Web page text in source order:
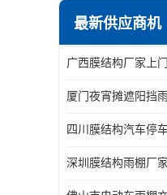
电动推拉雨棚
膜结构停景观棚
最新供应商机